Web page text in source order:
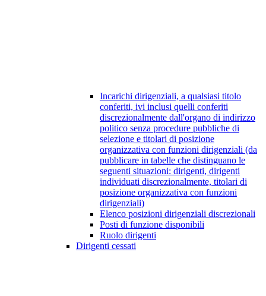
Incarichi dirigenziali, a qualsiasi titolo
conferiti, ivi inclusi quelli conferiti
discrezionalmente dall'organo di indirizzo
politico senza procedure pubbliche di
selezione e titolari di posizione
organizzativa con funzioni dirigenziali (da
pubblicare in tabelle che distinguano le
seguenti situazioni: dirigenti, dirigenti
individuati discrezionalmente, titolari di
posizione organizzativa con funzioni
dirigenziali)
Elenco posizioni dirigenziali discrezionali
Posti di funzione disponibili
Ruolo dirigenti
Dirigenti cessati